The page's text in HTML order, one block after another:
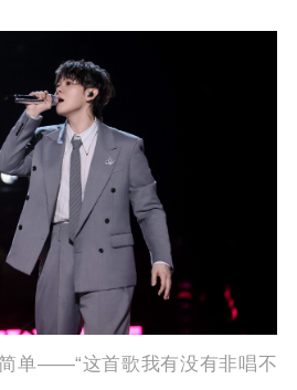
单——“这首歌我有没有非唱不